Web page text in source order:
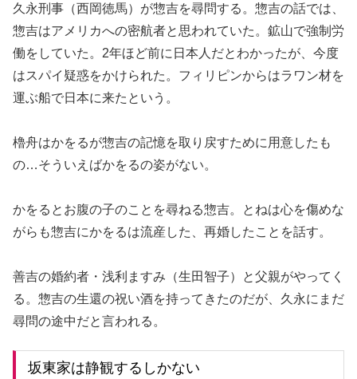
久永刑事（西岡徳馬）が惣吉を尋問する。惣吉の話では、
惣吉はアメリカへの密航者と思われていた。鉱山で強制労
働をしていた。2年ほど前に日本人だとわかったが、今度
はスパイ疑惑をかけられた。フィリピンからはラワン材を
運ぶ船で日本に来たという。
櫓舟はかをるが惣吉の記憶を取り戻すために用意したも
の…そういえばかをるの姿がない。
かをるとお腹の子のことを尋ねる惣吉。とねは心を傷めな
がらも惣吉にかをるは流産した、再婚したことを話す。
善吉の婚約者・浅利ますみ（生田智子）と父親がやってく
る。惣吉の生還の祝い酒を持ってきたのだが、久永にまだ
尋問の途中だと言われる。
坂東家は静観するしかない